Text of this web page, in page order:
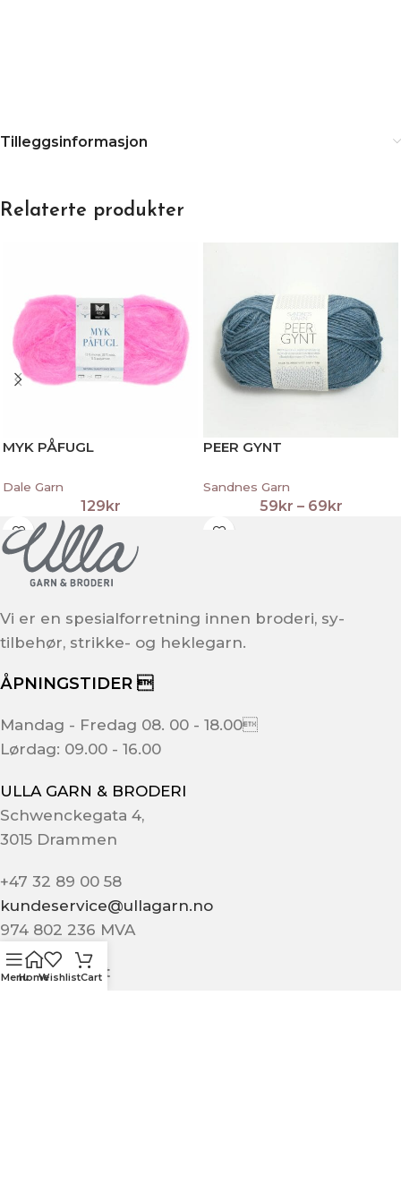
Tilleggsinformasjon
Relaterte produkter
MYK PÅFUGL
Dale Garn
129kr
PEER GYNT
Sandnes Garn
59kr – 69kr
Vi er en spesialforretning innen broderi, sy-
tilbehør, strikke- og heklegarn.
ÅPNINGSTIDER 
Mandag - Fredag 08. 00 - 18.00
Lørdag: 09.00 - 16.00
ULLA GARN & BRODERI
Schwenckegata 4,
3015 Drammen
+47 32 89 00 58
kundeservice@ullagarn.no
974 802 236 MVA
Administrativt
MenuHomeWishlistCart